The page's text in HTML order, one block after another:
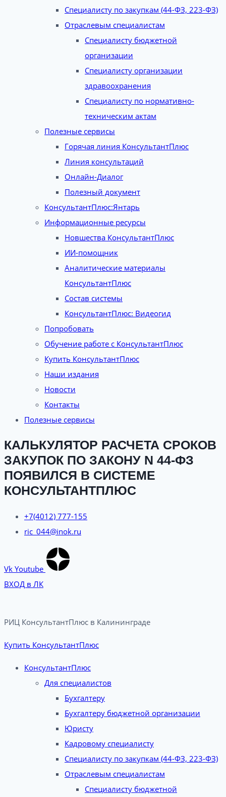
Специалисту по закупкам (44-ФЗ, 223-ФЗ)
Отраслевым специалистам
Специалисту бюджетной
организации
Специалисту организации
здравоохранения
Специалисту по нормативно-
техническим актам
Полезные сервисы
Горячая линия КонсультантПлюс
Линия консультаций
Онлайн-Диалог
Полезный документ
КонсультантПлюс:Янтарь
Информационные ресурсы
Новшества КонсультантПлюс
ИИ-помощник
Аналитические материалы
КонсультантПлюс
Состав системы
КонсультантПлюс: Видеогид
Попробовать
Обучение работе с КонсультантПлюс
Купить КонсультантПлюс
Наши издания
Новости
Контакты
Полезные сервисы
КАЛЬКУЛЯТОР РАСЧЕТА СРОКОВ
ЗАКУПОК ПО ЗАКОНУ N 44-ФЗ
ПОЯВИЛСЯ В СИСТЕМЕ
КОНСУЛЬТАНТПЛЮС
+7(4012) 777-155
ric_044@inok.ru
Vk Youtube
ВХОД в ЛК
РИЦ КонсультантПлюс в Калининграде​
Купить КонсультантПлюс
КонсультантПлюс
Для специалистов
Бухгалтеру
Бухгалтеру бюджетной организации
Юристу
Кадровому специалисту
Специалисту по закупкам (44-ФЗ, 223-ФЗ)
Отраслевым специалистам
Специалисту бюджетной